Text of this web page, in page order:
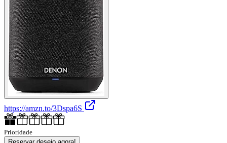
https://amzn.to/3Dspa6S
Prioridade